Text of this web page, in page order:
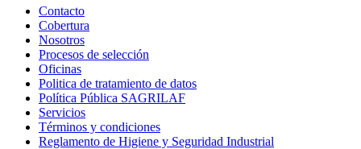
Contacto
Cobertura
Nosotros
Procesos de selección
Oficinas
Politica de tratamiento de datos
Política Pública SAGRILAF
Servicios
Términos y condiciones
Reglamento de Higiene y Seguridad Industrial